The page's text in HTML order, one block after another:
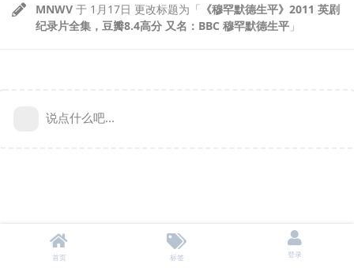
MNWV 于 1月17日 更改标题为「 《穆罕默德生平》2011 英剧
纪录片全集，豆瓣8.4高分 又名：BBC 穆罕默德生平 」
说点什么吧...
首页 标签 登录